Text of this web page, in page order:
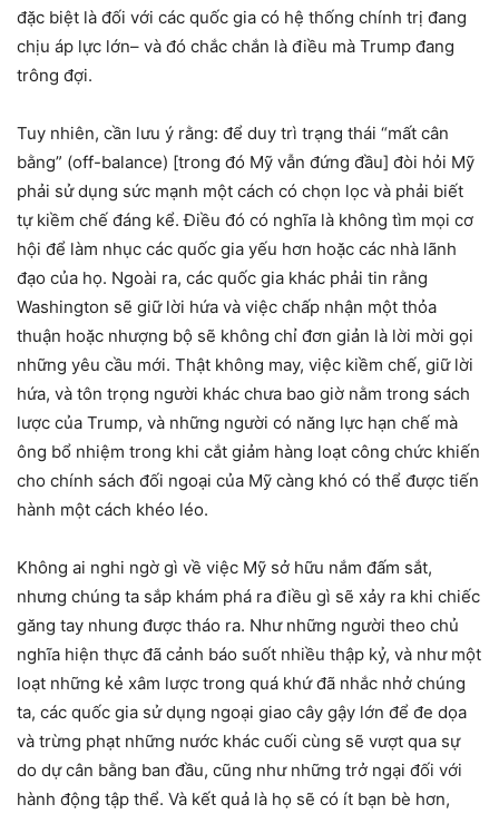
đặc biệt là đối với các quốc gia có hệ thống chính trị đang
chịu áp lực lớn– và đó chắc chắn là điều mà Trump đang
trông đợi.
Tuy nhiên, cần lưu ý rằng: để duy trì trạng thái “mất cân
bằng” (off-balance) [trong đó Mỹ vẫn đứng đầu] đòi hỏi Mỹ
phải sử dụng sức mạnh một cách có chọn lọc và phải biết
tự kiềm chế đáng kể. Điều đó có nghĩa là không tìm mọi cơ
hội để làm nhục các quốc gia yếu hơn hoặc các nhà lãnh
đạo của họ. Ngoài ra, các quốc gia khác phải tin rằng
Washington sẽ giữ lời hứa và việc chấp nhận một thỏa
thuận hoặc nhượng bộ sẽ không chỉ đơn giản là lời mời gọi
những yêu cầu mới. Thật không may, việc kiềm chế, giữ lời
hứa, và tôn trọng người khác chưa bao giờ nằm trong sách
lược của Trump, và những người có năng lực hạn chế mà
ông bổ nhiệm trong khi cắt giảm hàng loạt công chức khiến
cho chính sách đối ngoại của Mỹ càng khó có thể được tiến
hành một cách khéo léo.
Không ai nghi ngờ gì về việc Mỹ sở hữu nắm đấm sắt,
nhưng chúng ta sắp khám phá ra điều gì sẽ xảy ra khi chiếc
găng tay nhung được tháo ra. Như những người theo chủ
nghĩa hiện thực đã cảnh báo suốt nhiều thập kỷ, và như một
loạt những kẻ xâm lược trong quá khứ đã nhắc nhở chúng
ta, các quốc gia sử dụng ngoại giao cây gậy lớn để đe dọa
và trừng phạt những nước khác cuối cùng sẽ vượt qua sự
do dự cân bằng ban đầu, cũng như những trở ngại đối với
hành động tập thể. Và kết quả là họ sẽ có ít bạn bè hơn,